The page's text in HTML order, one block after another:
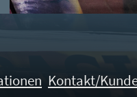
Kontakt/